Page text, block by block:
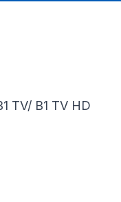
TV/ B1 TV HD